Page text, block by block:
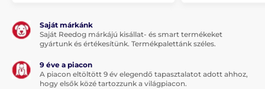
Saját márkánk
Saját Reedog márkájú kisállat- és smart termékeket
gyártunk és értékesítünk. Termékpalettánk széles.
9 éve a piacon
A piacon eltöltött 9 év elegendő tapasztalatot adott ahhoz,
hogy elsők közé tartozzunk a világpiacon.